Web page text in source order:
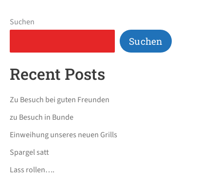
Suchen
Suchen
Recent Posts
Zu Besuch bei guten Freunden
zu Besuch in Bunde
Einweihung unseres neuen Grills
Spargel satt
Lass rollen….